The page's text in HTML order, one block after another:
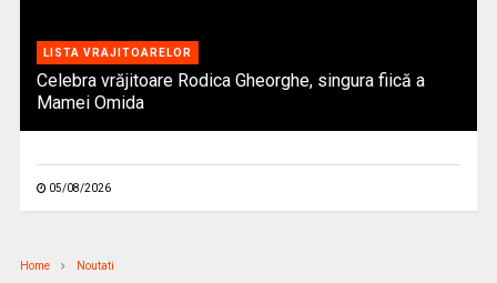
LISTA VRAJITOARELOR
Celebra vrăjitoare Rodica Gheorghe, singura fiică a
Mamei Omida
05/08/2026
Home Noutati